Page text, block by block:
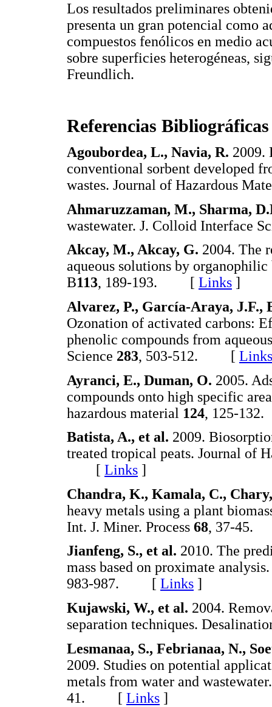
Los resultados preliminares
presenta un gran potencial como
compuestos fenólicos en medio
sobre superficies heterogéneas,
Freundlich.
Referencias Bibliográficas
Agoubordea, L., Navia, R. 2009.
conventional sorbent developed
wastes. Journal of Hazardous
Ahmaruzzaman, M., Sharma,
wastewater. J. Colloid Interface
Akcay, M., Akcay, G. 2004. The
aqueous solutions by
B113, 189-193. [ Links ]
Alvarez, P., García-Araya, J.F.,
Ozonation of activated carbons:
phenolic compounds from
Science 283, 503-512. [ Links
Ayranci, E., Duman, O. 2005.
compounds onto high specific
hazardous material 124, 125-
Batista, A., et al. 2009.
treated tropical peats. Journal of
[ Links ]
Chandra, K., Kamala, C.,
heavy metals using a plant
Int. J. Miner. Process 68, 37-
Jianfeng, S., et al. 2010. The
mass based on proximate
983-987. [ Links ]
Kujawski, W., et al. 2004.
separation techniques.
Lesmanaa, S., Febrianaa, N.,
2009. Studies on potential
metals from water and
41. [ Links ]